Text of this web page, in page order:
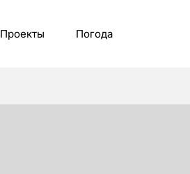
Проекты Погода